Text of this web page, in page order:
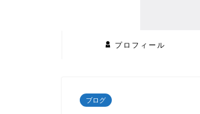
プロフィール
ブログ